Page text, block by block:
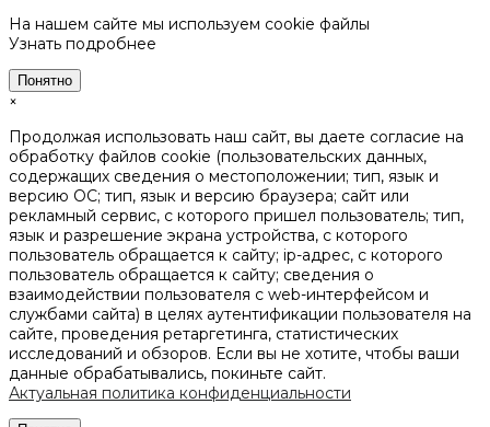
На нашем сайте мы используем cookie файлы
Узнать подробнее
Понятно
×
Продолжая использовать наш сайт, вы даете согласие на
обработку файлов cookie (пользовательских данных,
содержащих сведения о местоположении; тип, язык и
версию ОС; тип, язык и версию браузера; сайт или
рекламный сервис, с которого пришел пользователь; тип,
язык и разрешение экрана устройства, с которого
пользователь обращается к сайту; ip-адрес, с которого
пользователь обращается к сайту; сведения о
взаимодействии пользователя с web-интерфейсом и
службами сайта) в целях аутентификации пользователя на
сайте, проведения ретаргетинга, статистических
исследований и обзоров. Если вы не хотите, чтобы ваши
данные обрабатывались, покиньте сайт.
Актуальная политика конфиденциальности